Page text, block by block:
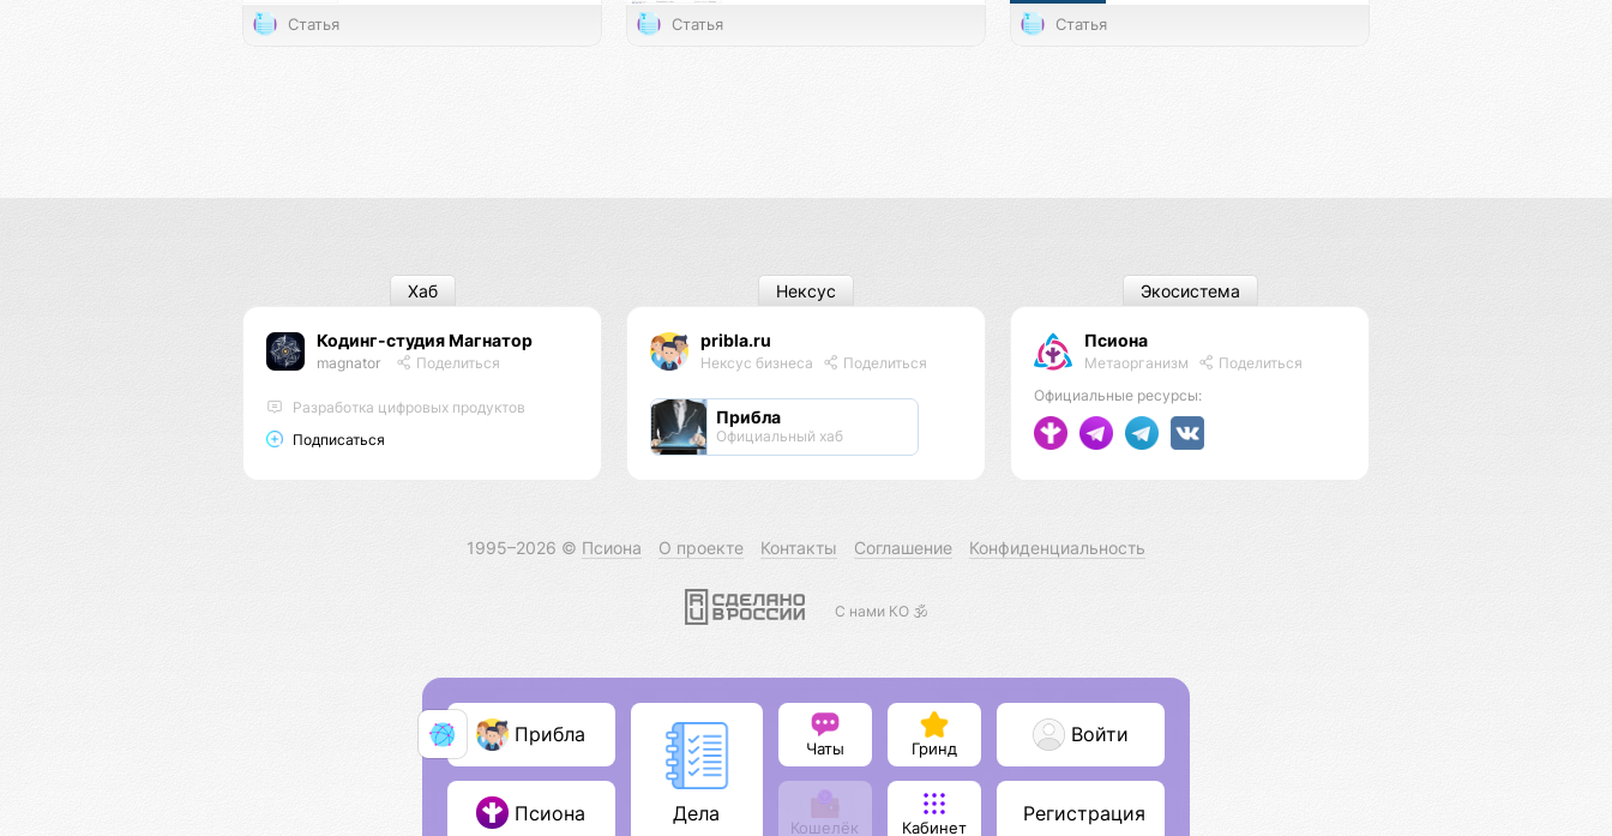
Статья Статья Статья
Кодинг-студия Магнатор
magnator Поделиться
Разработка цифровых продуктов
Подписаться
Хаб
pribla.ru
Нексус бизнеса Поделиться
Прибла
Официальный хаб
Нексус
Псиона
Метаорганизм
Поделиться
Официальные ресурсы:
Экосистема
1995–2026 © Псиона О проекте Контакты Соглашение Конфиденциальность
С нами КО 🕉️
Прибла
Псиона Дела
Чаты Гринд
Кошелёк Кабинет
Войти
Регистрация